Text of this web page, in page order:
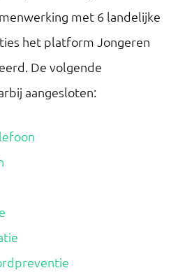
met 6 landelijke
het platform Jongeren
De volgende
aangesloten: